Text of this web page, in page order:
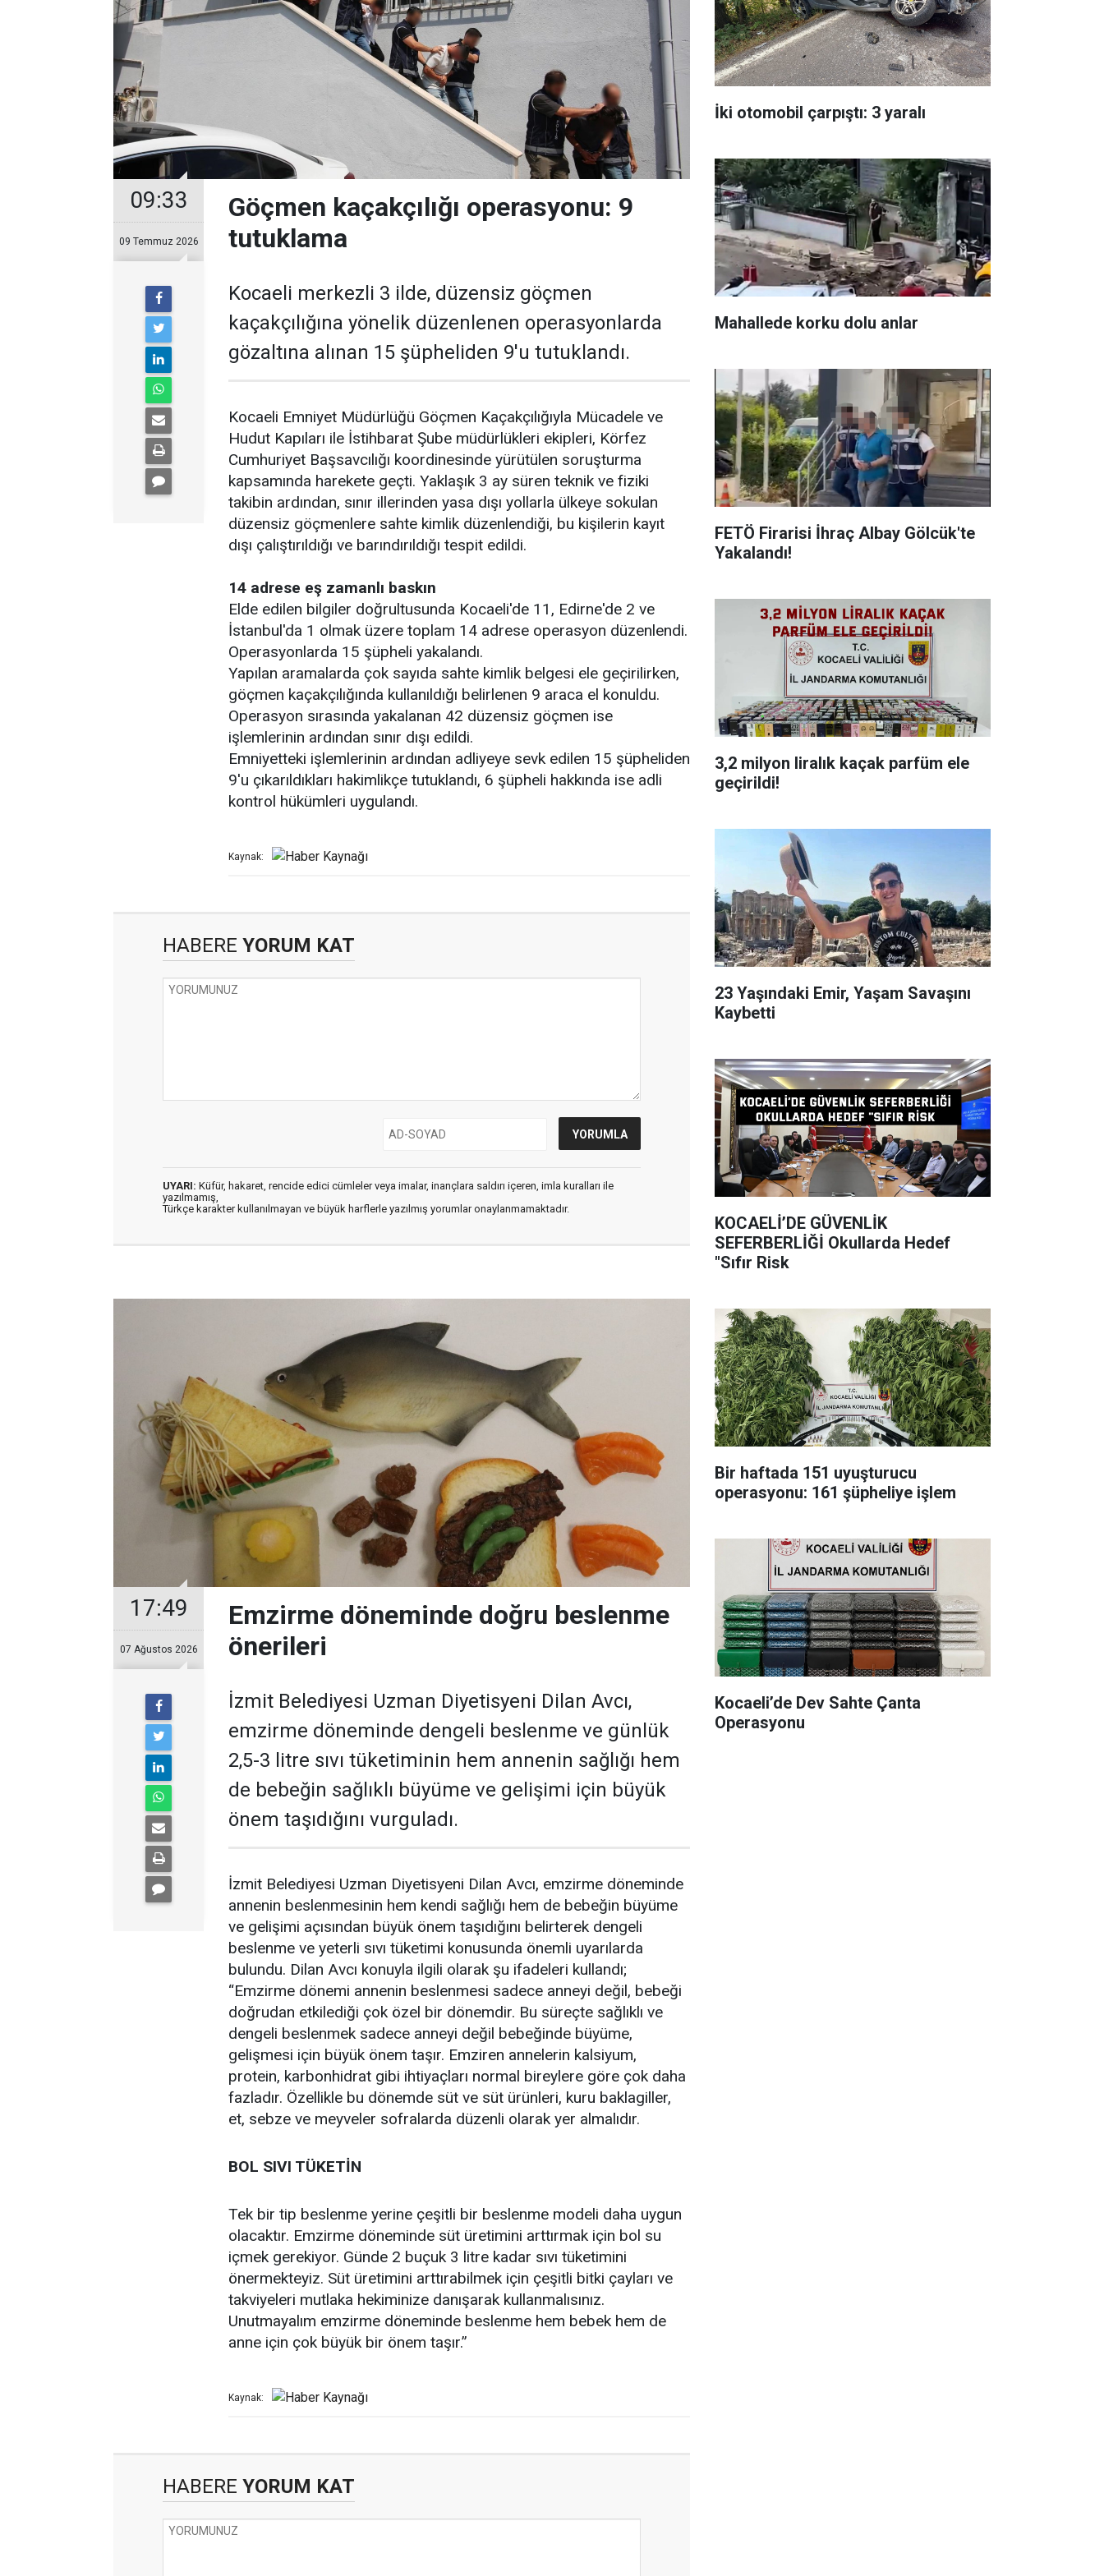
09:33
09 Temmuz 2026
Göçmen kaçakçılığı operasyonu: 9
tutuklama
Kocaeli merkezli 3 ilde, düzensiz göçmen
kaçakçılığına yönelik düzenlenen operasyonlarda
gözaltına alınan 15 şüpheliden 9'u tutuklandı.
Kocaeli Emniyet Müdürlüğü Göçmen Kaçakçılığıyla Mücadele ve
Hudut Kapıları ile İstihbarat Şube müdürlükleri ekipleri, Körfez
Cumhuriyet Başsavcılığı koordinesinde yürütülen soruşturma
kapsamında harekete geçti. Yaklaşık 3 ay süren teknik ve fiziki
takibin ardından, sınır illerinden yasa dışı yollarla ülkeye sokulan
düzensiz göçmenlere sahte kimlik düzenlendiği, bu kişilerin kayıt
dışı çalıştırıldığı ve barındırıldığı tespit edildi.
14 adrese eş zamanlı baskın
Elde edilen bilgiler doğrultusunda Kocaeli'de 11, Edirne'de 2 ve
İstanbul'da 1 olmak üzere toplam 14 adrese operasyon düzenlendi.
Operasyonlarda 15 şüpheli yakalandı.
Yapılan aramalarda çok sayıda sahte kimlik belgesi ele geçirilirken,
göçmen kaçakçılığında kullanıldığı belirlenen 9 araca el konuldu.
Operasyon sırasında yakalanan 42 düzensiz göçmen ise
işlemlerinin ardından sınır dışı edildi.
Emniyetteki işlemlerinin ardından adliyeye sevk edilen 15 şüpheliden
9'u çıkarıldıkları hakimlikçe tutuklandı, 6 şüpheli hakkında ise adli
kontrol hükümleri uygulandı.
Kaynak:
HABERE YORUM KAT
UYARI: Küfür, hakaret, rencide edici cümleler veya imalar, inançlara saldırı içeren, imla kuralları ile
yazılmamış,
Türkçe karakter kullanılmayan ve büyük harflerle yazılmış yorumlar onaylanmamaktadır.
17:49
07 Ağustos 2026
Emzirme döneminde doğru beslenme
önerileri
İzmit Belediyesi Uzman Diyetisyeni Dilan Avcı,
emzirme döneminde dengeli beslenme ve günlük
2,5-3 litre sıvı tüketiminin hem annenin sağlığı hem
de bebeğin sağlıklı büyüme ve gelişimi için büyük
önem taşıdığını vurguladı.
İzmit Belediyesi Uzman Diyetisyeni Dilan Avcı, emzirme döneminde
annenin beslenmesinin hem kendi sağlığı hem de bebeğin büyüme
ve gelişimi açısından büyük önem taşıdığını belirterek dengeli
beslenme ve yeterli sıvı tüketimi konusunda önemli uyarılarda
bulundu. Dilan Avcı konuyla ilgili olarak şu ifadeleri kullandı;
“Emzirme dönemi annenin beslenmesi sadece anneyi değil, bebeği
doğrudan etkilediği çok özel bir dönemdir. Bu süreçte sağlıklı ve
dengeli beslenmek sadece anneyi değil bebeğinde büyüme,
gelişmesi için büyük önem taşır. Emziren annelerin kalsiyum,
protein, karbonhidrat gibi ihtiyaçları normal bireylere göre çok daha
fazladır. Özellikle bu dönemde süt ve süt ürünleri, kuru baklagiller,
et, sebze ve meyveler sofralarda düzenli olarak yer almalıdır.
BOL SIVI TÜKETİN
Tek bir tip beslenme yerine çeşitli bir beslenme modeli daha uygun
olacaktır. Emzirme döneminde süt üretimini arttırmak için bol su
içmek gerekiyor. Günde 2 buçuk 3 litre kadar sıvı tüketimini
önermekteyiz. Süt üretimini arttırabilmek için çeşitli bitki çayları ve
takviyeleri mutlaka hekiminize danışarak kullanmalısınız.
Unutmayalım emzirme döneminde beslenme hem bebek hem de
anne için çok büyük bir önem taşır.”
Kaynak:
HABERE YORUM KAT
İki otomobil çarpıştı: 3 yaralı
Mahallede korku dolu anlar
FETÖ Firarisi İhraç Albay Gölcük'te
Yakalandı! ​
3,2 milyon liralık kaçak parfüm ele
geçirildi!
23 Yaşındaki Emir, Yaşam Savaşını
Kaybetti
KOCAELİ’DE GÜVENLİK
SEFERBERLİĞİ Okullarda Hedef
"Sıfır Risk
Bir haftada 151 uyuşturucu
operasyonu: 161 şüpheliye işlem
Kocaeli’de Dev Sahte Çanta
Operasyonu